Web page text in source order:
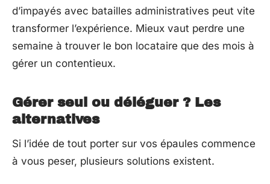
d’impayés avec batailles administratives peut vite
transformer l’expérience. Mieux vaut perdre une
semaine à trouver le bon locataire que des mois à
gérer un contentieux.
Gérer seul ou déléguer ? Les
alternatives
Si l’idée de tout porter sur vos épaules commence
à vous peser, plusieurs solutions existent.